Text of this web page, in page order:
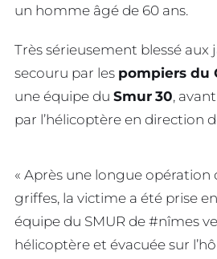
un homme âgé de 60 ans.
Très sérieusement blessé aux
secouru par les pompiers du
une équipe du Smur 30,
par l’hélicoptère en direction
« Après une longue
griffes, la victime a été prise
équipe du SMUR de #nîmes
hélicoptère et évacuée sur